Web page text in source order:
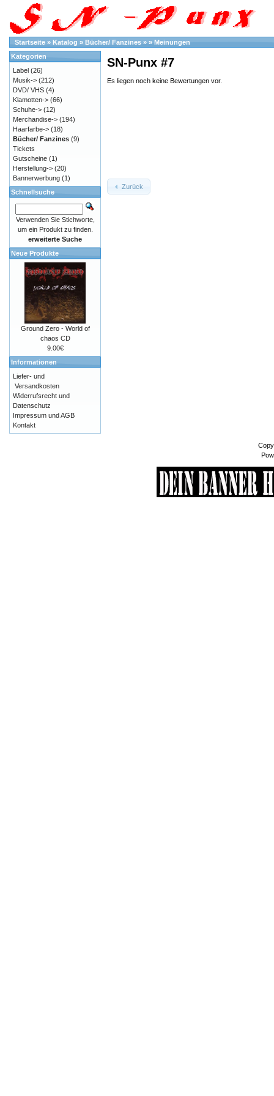
Startseite » Katalog » Bücher/ Fanzines » » Meinungen
SN-Punx #7
Es liegen noch keine Bewertungen vor.
Zurück
Kategorien
Label (26)
Musik-> (212)
DVD/ VHS (4)
Klamotten-> (66)
Schuhe-> (12)
Merchandise-> (194)
Haarfarbe-> (18)
Bücher/ Fanzines (9)
Tickets
Gutscheine (1)
Herstellung-> (20)
Bannerwerbung (1)
Schnellsuche
Verwenden Sie Stichworte,
um ein Produkt zu finden.
erweiterte Suche
Neue Produkte
Ground Zero - World of
chaos CD
9.00€
Informationen
Liefer- und
Versandkosten
Widerrufsrecht und
Datenschutz
Impressum und AGB
Kontakt